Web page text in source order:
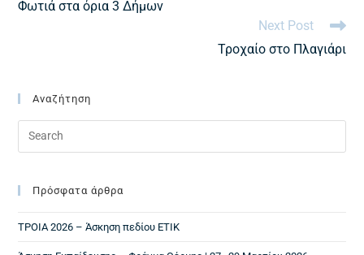
Φωτιά στα όρια 3 Δήμων
Next Post
Τροχαίο στο Πλαγιάρι
Αναζήτηση
Πρόσφατα άρθρα
ΤΡΟΙΑ 2026 – Άσκηση πεδίου ΕΤΙΚ